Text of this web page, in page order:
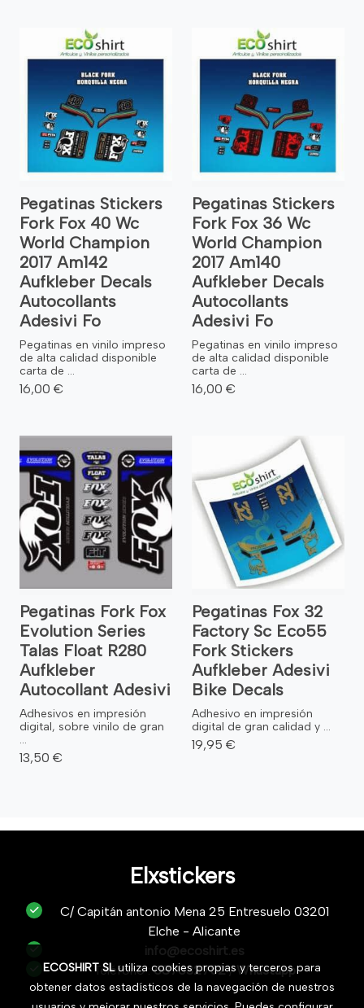
Pegatinas Stickers
Fork Fox 40 Wc
World Champion
2017 Am142
Aufkleber Decals
Autocollants
Adesivi Fo
Pegatinas en vinilo impreso
de alta calidad disponible
carta de ...
16,00 €
Pegatinas Stickers
Fork Fox 36 Wc
World Champion
2017 Am140
Aufkleber Decals
Autocollants
Adesivi Fo
Pegatinas en vinilo impreso
de alta calidad disponible
carta de ...
16,00 €
Pegatinas Fork Fox
Evolution Series
Talas Float R280
Aufkleber
Autocollant Adesivi
Adhesivos en impresión
digital, sobre vinilo de gran
...
13,50 €
Pegatinas Fox 32
Factory Sc Eco55
Fork Stickers
Aufkleber Adesivi
Bike Decals
Adhesivo en impresión
digital de gran calidad y ...
19,95 €
Elxstickers
C/ Capitán antonio Mena 25 Entresuelo 03201
Elche - Alicante
info@ecoshirt.es
Teléfono :687632752/Whastapp
ECOSHIRT SLutiliza cookies propias y terceros para
obtener datos estadísticos de la navegación de nuestros